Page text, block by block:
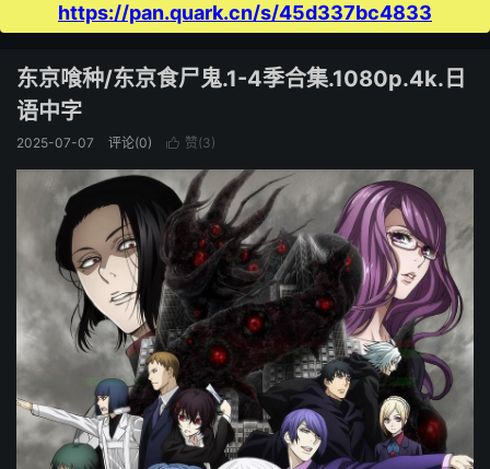
https://pan.quark.cn/s/45d337bc4833
东京喰种/东京食尸鬼.1-4季合集.1080p.4k.日
语中字
2025-07-07 评论(0)  赞(3)